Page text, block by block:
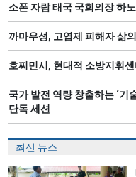
소폰 자람 태국 국회의장 하
까마우성, 고엽제 피해자 삶
호찌민시, 현대적 소방지휘
국가 발전 역량 창출하는 ‘기
단독 세션
최신 뉴스